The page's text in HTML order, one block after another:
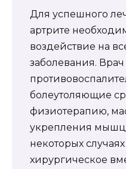
Для успешного
артрите
воздействие на
заболевания.
болеутоляющие
физиотерапию,
укрепления мышц
некоторых
хирургическое